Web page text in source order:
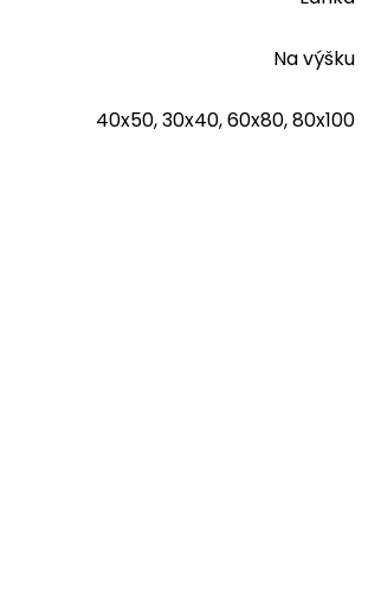
Na výšku
40x50, 30x40, 60x80, 80x100